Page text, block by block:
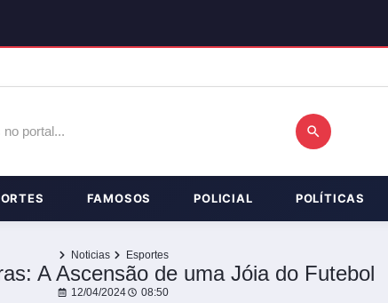
FAMOSOS POLICIAL POLÍTICAS
Noticias Esportes
A Ascensão de uma Jóia do Futebol
12/04/2024 08:50